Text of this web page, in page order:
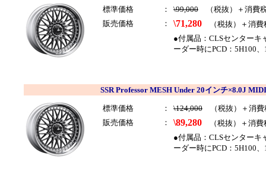
標準価格 ： \99,000 （税抜）＋消費
販売価格
： \71,280 （税抜）＋消費
●付属品：CLSセンター
ーダー時にPCD：5H100
SSR Professor MESH Under 20インチ×8.0J
標準価格 ： \124,000 （税抜）＋消費
販売価格
： \89,280 （税抜）＋消費
●付属品：CLSセンター
ーダー時にPCD：5H100